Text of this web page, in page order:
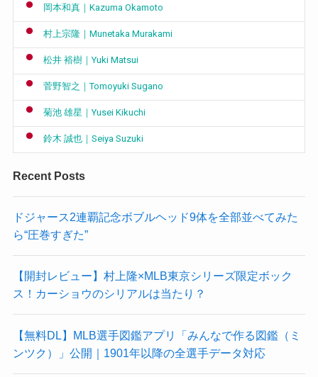
岡本和真｜Kazuma Okamoto
村上宗隆｜Munetaka Murakami
松井 裕樹｜Yuki Matsui
菅野智之｜Tomoyuki Sugano
菊池 雄星｜Yusei Kikuchi
鈴木 誠也｜Seiya Suzuki
Recent Posts
ドジャース2連覇記念ボブルヘッド9体を全部並べてみた
ら“圧巻すぎた”
【開封レビュー】村上隆×MLB東京シリーズ限定ボック
ス！カーショウのシリアルは当たり？
【無料DL】MLB選手図鑑アプリ「みんなで作る図鑑（ミ
ンツク）」公開｜1901年以降の全選手データ対応